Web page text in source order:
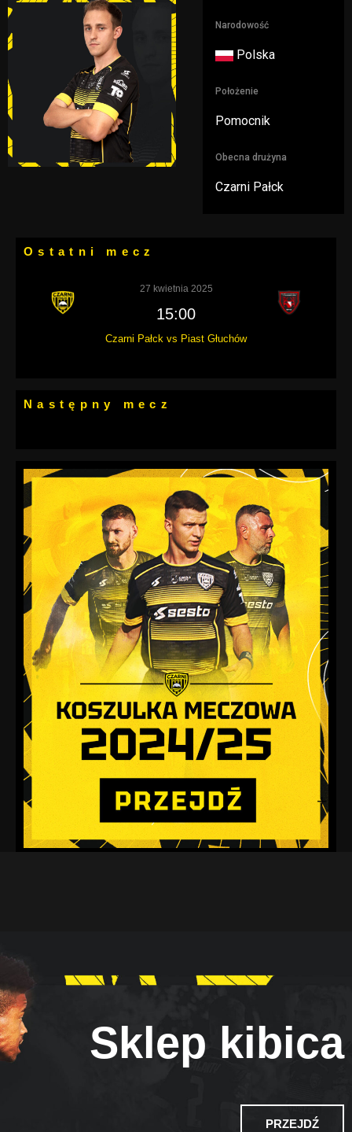
Narodowość
Polska
Położenie
Pomocnik
Obecna drużyna
Czarni Pałck
Ostatni mecz
27 kwietnia 2025
15:00
Czarni Pałck vs Piast Głuchów
Następny mecz
Sklep kibica
PRZEJDŹ